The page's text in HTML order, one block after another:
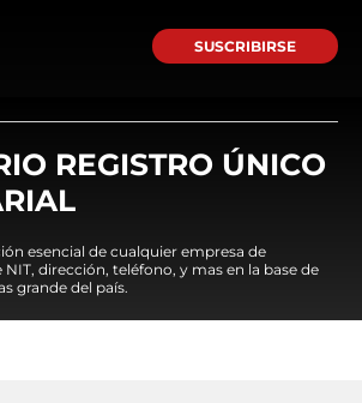
SUSCRIBIRSE
REGISTRO ÚNICO
esencial de cualquier empresa de
dirección, teléfono, y mas en la base de
grande del país.